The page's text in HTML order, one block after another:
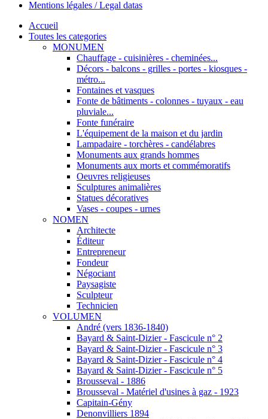
Mentions légales / Legal datas
Accueil
Toutes les categories
MONUMEN
Chauffage - cuisinières - cheminées...
Décors - balcons - grilles - portes - kiosques -
métro...
Fontaines et vasques
Fonte de bâtiments - colonnes - tuyaux - eau
pluviale...
Fonte funéraire
L'équipement de la maison et du jardin
Lampadaire - torchères - candélabres
Monuments aux grands hommes
Monuments aux morts et commémoratifs
Oeuvres religieuses
Sculptures animalières
Statues décoratives
Vases - coupes - urnes
NOMEN
Architecte
Éditeur
Entrepreneur
Fondeur
Négociant
Paysagiste
Sculpteur
Technicien
VOLUMEN
André (vers 1836-1840)
Bayard & Saint-Dizier - Fascicule n° 2
Bayard & Saint-Dizier - Fascicule n° 3
Bayard & Saint-Dizier - Fascicule n° 4
Bayard & Saint-Dizier - Fascicule n° 5
Brousseval - 1886
Brousseval - Matériel d'usines à gaz - 1923
Capitain-Gény
Denonvilliers 1894